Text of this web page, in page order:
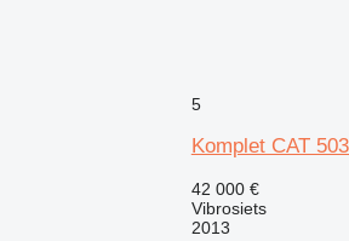
5
Komplet CAT
42 000 €
Vibrosiets
2013